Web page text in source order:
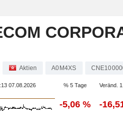
Aktien A0M4XS
07.08.2026 % 5 Tage Veränd.
-5,06 % -